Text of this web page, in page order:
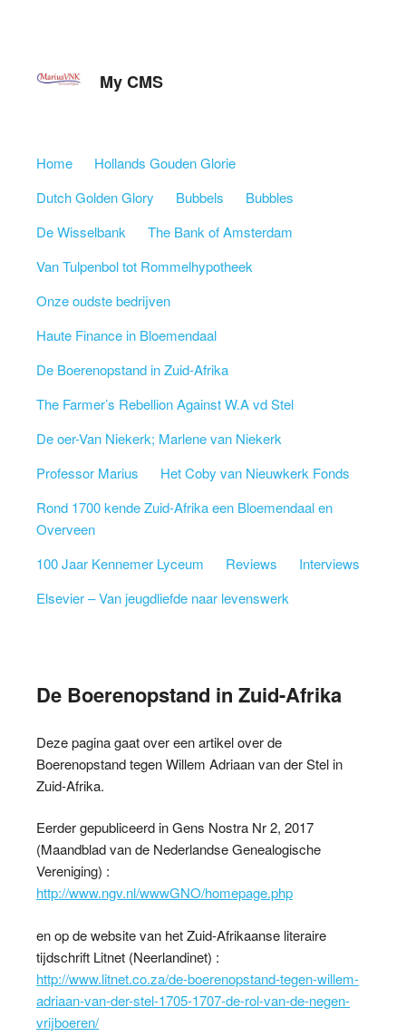
My CMS
Skip to content
Home
Hollands Gouden Glorie
Dutch Golden Glory
Bubbels
Bubbles
De Wisselbank
The Bank of Amsterdam
Van Tulpenbol tot Rommelhypotheek
Onze oudste bedrijven
Haute Finance in Bloemendaal
De Boerenopstand in Zuid-Afrika
The Farmer’s Rebellion Against W.A vd Stel
De oer-Van Niekerk; Marlene van Niekerk
Professor Marius
Het Coby van Nieuwkerk Fonds
Rond 1700 kende Zuid-Afrika een Bloemendaal en
Overveen
100 Jaar Kennemer Lyceum
Reviews
Interviews
Elsevier – Van jeugdliefde naar levenswerk
De Boerenopstand in Zuid-Afrika
Deze pagina gaat over een artikel over de
Boerenopstand tegen Willem Adriaan van der Stel in
Zuid-Afrika.
Eerder gepubliceerd in Gens Nostra Nr 2, 2017
(Maandblad van de Nederlandse Genealogische
Vereniging) :
http://www.ngv.nl/wwwGNO/homepage.php
en op de website van het Zuid-Afrikaanse literaire
tijdschrift Litnet (Neerlandinet) :
http://www.litnet.co.za/de-boerenopstand-tegen-willem-
adriaan-van-der-stel-1705-1707-de-rol-van-de-negen-
vrijboeren/